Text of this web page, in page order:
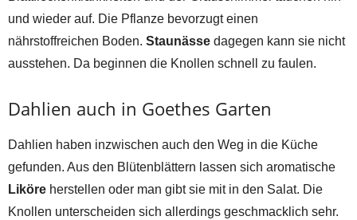
und wieder auf. Die Pflanze bevorzugt einen
nährstoffreichen Boden. Staunässe dagegen kann sie nicht
ausstehen. Da beginnen die Knollen schnell zu faulen.
Dahlien auch in Goethes Garten
Dahlien haben inzwischen auch den Weg in die Küche
gefunden. Aus den Blütenblättern lassen sich aromatische
Liköre herstellen oder man gibt sie mit in den Salat. Die
Knollen unterscheiden sich allerdings geschmacklich sehr.